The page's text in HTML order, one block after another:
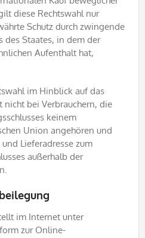
diese Rechtswahl nur
Schutz durch zwingende
des Staates, in dem der
Aufenthalt hat,
im Hinblick auf das
nicht bei Verbrauchern, die
keinem
Union angehören und
Lieferadresse zum
außerhalb der
im Internet unter
zur Online-